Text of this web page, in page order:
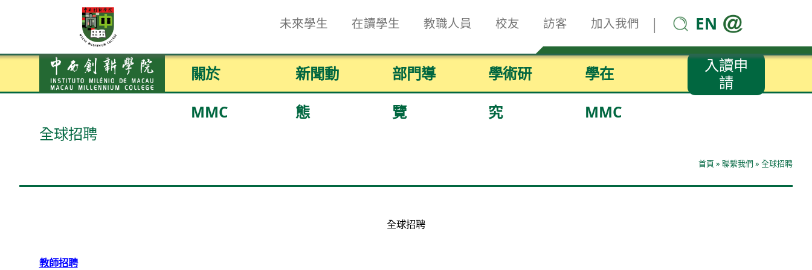
未來學生 在讀學生 教職人員 校友 訪客 加入我們 | EN
關於
MMC
新聞動
態
部門導
覽
學術研
究
學在
MMC
入讀申
請
全球招聘
首頁 » 聯繫我們 » 全球招聘
全球招聘
教師招聘